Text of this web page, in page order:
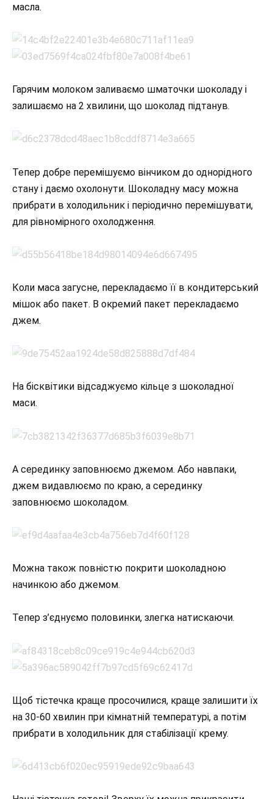
масла.
Гарячим молоком заливаємо шматочки шоколаду і
залишаємо на 2 хвилини, що шоколад підтанув.
Тепер добре перемішуємо вінчиком до однорідного
стану і даємо охолонути. Шоколадну масу можна
прибрати в холодильник і періодично перемішувати,
для рівномірного охолодження.
Коли маса загусне, перекладаємо її в кондитерський
мішок або пакет. В окремий пакет перекладаємо
джем.
На бісквітики відсаджуємо кільце з шоколадної
маси.
А серединку заповнюємо джемом. Або навпаки,
джем видавлюємо по краю, а серединку
заповнюємо шоколадом.
Можна також повністю покрити шоколадною
начинкою або джемом.
Тепер з’єднуємо половинки, злегка натискаючи.
Щоб тістечка краще просочилися, краще залишити їх
на 30-60 хвилин при кімнатній температурі, а потім
прибрати в холодильник для стабілізації крему.